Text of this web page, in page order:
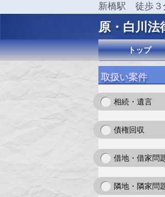
新橋駅 徒歩
原・白川
トップ
取扱い案件
相続・遺言
債権回収
借地・借家問
隣地・隣家問